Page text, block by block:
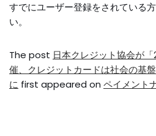
すでにユーザー登録をされている
い。
The post 日本クレジット協会が
催、クレジットカードは社会の基
に first appeared on ペイメント